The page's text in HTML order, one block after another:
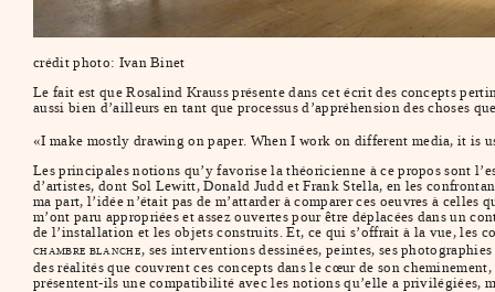
crédit photo: Ivan Binet
Le fait est que Rosalind Krauss présente dans cet écrit des concepts
aussi bien d’ailleurs en tant que processus d’appréhension des choses
«I make mostly drawing on paper. When I work on different media, it
Les principales notions qu’y favorise la théoricienne à ce propos sont
d’artistes, dont Sol Lewitt, Donald Judd et Frank Stella, en les
ma part, l’idée n’était pas de m’attarder à comparer ces oeuvres à
m’ont paru appropriées et assez ouvertes pour être déplacées dans un
de l’installation et les objets construits. Et, ce qui s’offrait à la vue, les
CHAMBRE BLANCHE, ses interventions dessinées, peintes, ses
des réalités que couvrent ces concepts dans le cœur de son
présentent-ils une compatibilité avec les notions qu’elle a privilégiées,